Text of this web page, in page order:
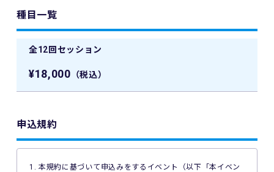
種目一覧
全12回セッション
¥18,000 （税込）
申込規約
1. 本規約に基づいて申込みをするイベント（以下「本イベン